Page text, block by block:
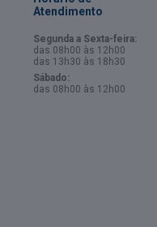
Atendimento
Segunda a Sexta-feira:
das 08h00 às 12h00
das 13h30 às 18h30
Sábado:
das 08h00 às 12h00